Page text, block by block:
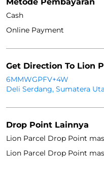
Cash
Online Payment
Get Direction To Lion
6MMWGPFV+4W
Deli Serdang, Sumatera
Drop Point Lainnya
Lion Parcel Drop Point
Lion Parcel Drop Point